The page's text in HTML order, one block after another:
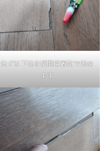
先ずは下地を瞬間接着剤で固め
ます